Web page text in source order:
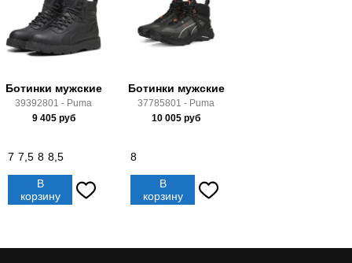
Ботинки мужские
39392801 - Puma
9 405руб
7 7,5 8 8,5
В
корзину
Ботинки мужские
37785801 - Puma
10 005 руб
8
В
корзину